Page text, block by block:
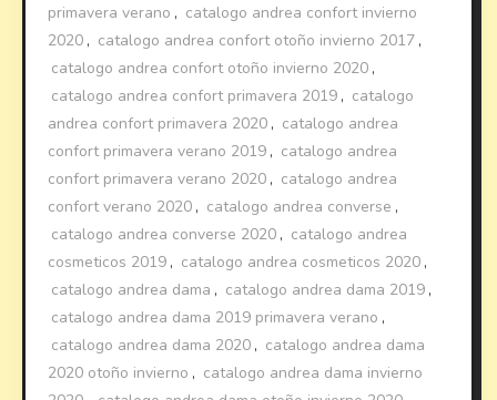
primavera verano , catalogo andrea confort invierno
2020 , catalogo andrea confort otoño invierno 2017 ,
catalogo andrea confort otoño invierno 2020 ,
catalogo andrea confort primavera 2019 , catalogo
andrea confort primavera 2020 , catalogo andrea
confort primavera verano 2019 , catalogo andrea
confort primavera verano 2020 , catalogo andrea
confort verano 2020 , catalogo andrea converse ,
catalogo andrea converse 2020 , catalogo andrea
cosmeticos 2019 , catalogo andrea cosmeticos 2020 ,
catalogo andrea dama , catalogo andrea dama 2019 ,
catalogo andrea dama 2019 primavera verano ,
catalogo andrea dama 2020 , catalogo andrea dama
2020 otoño invierno , catalogo andrea dama invierno